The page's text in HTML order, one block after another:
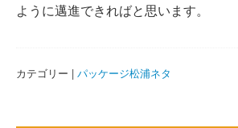
ように邁進できればと思います。
カテゴリー | パッケージ松浦ネタ